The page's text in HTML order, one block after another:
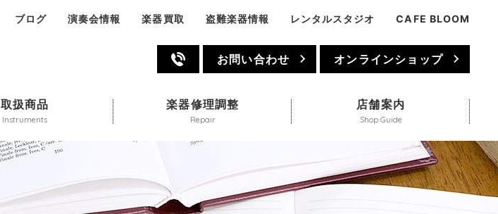
ブログ 演奏会情報 楽器買取 盗難楽器情報 レンタルスタジオ CAFE BLOOM
045-324-3111 お問い合わせ オンラインショップ
取扱商品
Instruments
楽器修理調整
Repair
店舗案内
Shop Guide